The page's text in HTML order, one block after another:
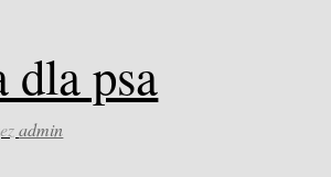
psa
admin